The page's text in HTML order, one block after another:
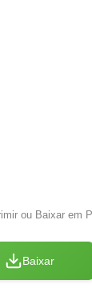
ou Baixar em
Baixar